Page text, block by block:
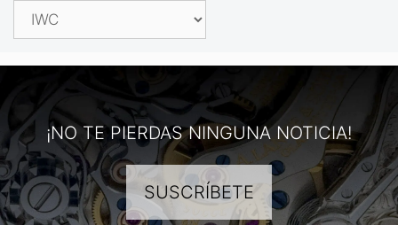
Categorías
¡NO TE PIERDAS NINGUNA NOTICIA!
SUSCRÍBETE